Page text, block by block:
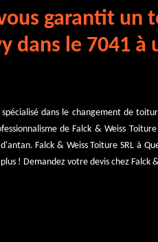
garantit un
dans le 7041 à
dans le changement de
de Falck & Weiss
Falck & Weiss Toiture SRL à
! Demandez votre devis chez Falck